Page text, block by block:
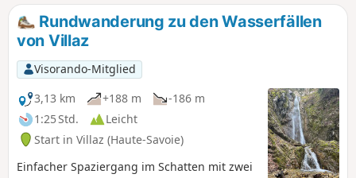
Rundwanderung zu den Wasserfällen
von Villaz
Visorando-Mitglied
3,13 km
+188 m
-186 m
1:25 Std.
Leicht
Start in Villaz (Haute-Savoie)
Einfacher Spaziergang im Schatten mit zwei